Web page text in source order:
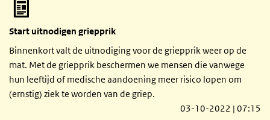
Start uitnodigen griepprik
Binnenkort valt de uitnodiging voor de griepprik weer op de
mat. Met de griepprik beschermen we mensen die vanwege
hun leeftijd of medische aandoening meer risico lopen om
(ernstig) ziek te worden van de griep.
03-10-2022 | 07:15